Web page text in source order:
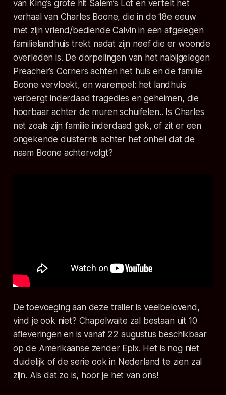
van King’s grote hit Salem’s Lot en vertelt het
verhaal van Charles Boone, die in de 18e eeuw
met zijn vriend/bediende Calvin in een afgelegen
familielandhuis trekt nadat zijn neef die er woonde
overleden is. De dorpelingen van het nabijgelegen
Preacher’s Corners achten het huis en de familie
Boone vervloekt, en warempel: het landhuis
verbergt inderdaad tragedies en geheimen, die
hoorbaar achter de muren schuifelen.. Is Charles
net zoals zijn familie inderdaad gek, of zit er een
ongekende duisternis achter het onheil dat de
naam Boone achtervolgt?
De toevoeging aan deze trailer is veelbelovend,
vind je ook niet? Chapelwaite zal bestaan uit 10
afleveringen en is vanaf 22 augustus beschikbaar
op de Amerikaanse zender Epix. Het is nog niet
duidelijk of de serie ook in Nederland te zien zal
zijn. Als dat zo is, hoor je het van ons!